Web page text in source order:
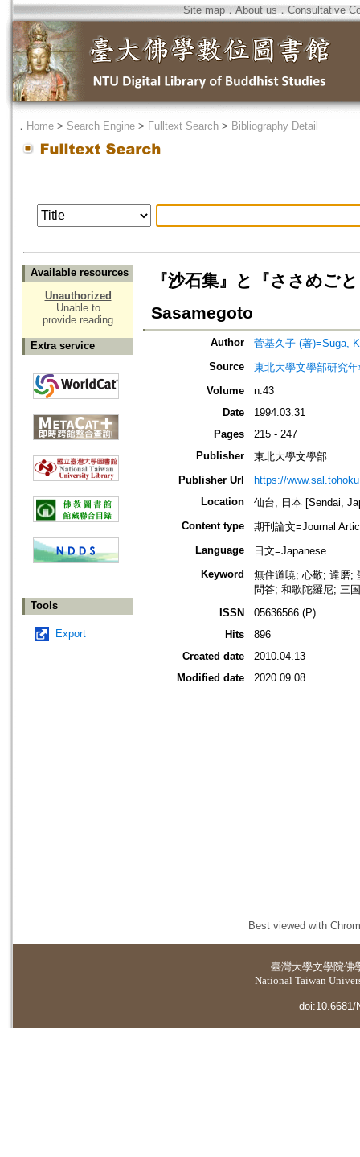
Site map．About us ． Consultative
． Home > Search Engine > Fulltext Search > Bibliography Detail
Available resources
Unauthorized
Unable to
provide reading
Extra service
Tools
Export
『沙石集』と『ささめご
Sasamegoto
Author
菅基久子 (著)=Suga,
Source
東北大學文學部研究
Volume
n.43
Date
1994.03.31
Pages
215 - 247
Publisher
東北大學文學部
Publisher Url
https://
Location
仙台, 日本 [Sendai,
Content type
期刊論文=Journal
Language
日文=Japanese
Keyword
無住道暁; 心敬; 達磨;
問答; 和歌陀羅尼; 三
ISSN
05636566 (P)
Hits
896
Created date
2010.04.13
Modified date
2020.09.08
Best viewed with
臺灣大學文學院佛
National Taiwan
doi:10.6681/